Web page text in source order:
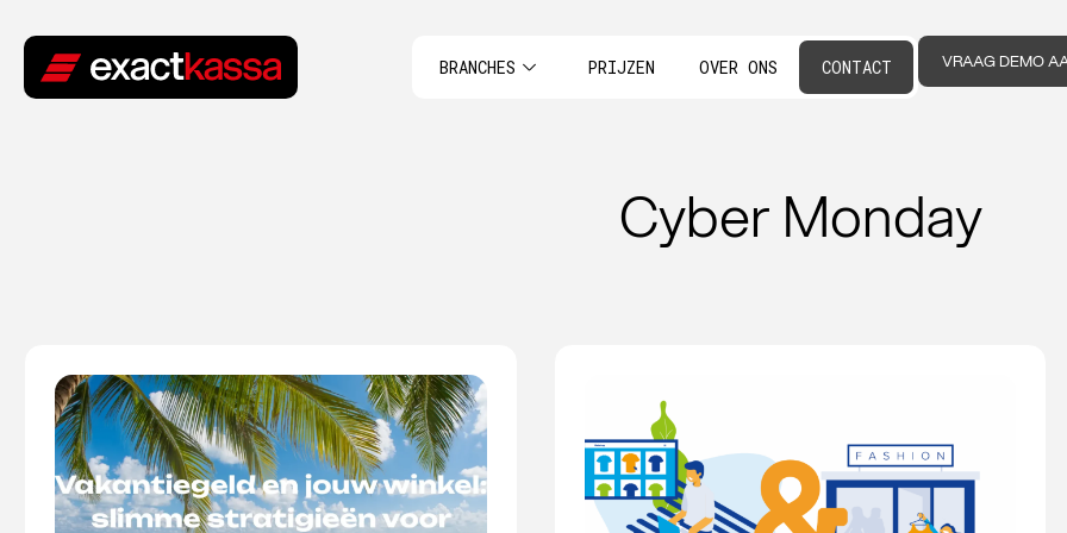
BRANCHES PRIJZEN OVER ONS CONTACT VRAAG DEMO
Cyber Monday